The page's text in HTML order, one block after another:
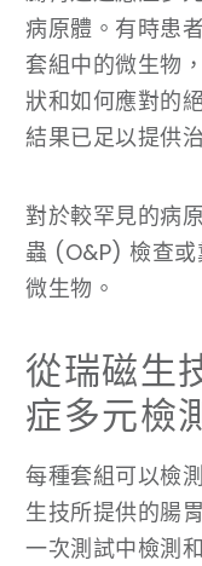
病原體。有時患
套組中的微生物
狀和如何應對的
結果已足以提供
對於較罕見的病
蟲 (O&P) 檢查或
微生物。
從瑞磁生
症多元檢
每種套組可以檢
生技所提供的腸
一次測試中檢測